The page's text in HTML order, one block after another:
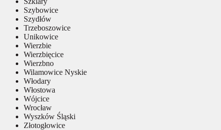
Szybowice
Szydłów
Trzeboszowice
Unikowice
Wierzbie
Wierzbięcice
Wierzbno
Wilamowice Nyskie
Włodary
Włostowa
Wójcice
Wrocław
Wyszków Śląski
Złotogłowice